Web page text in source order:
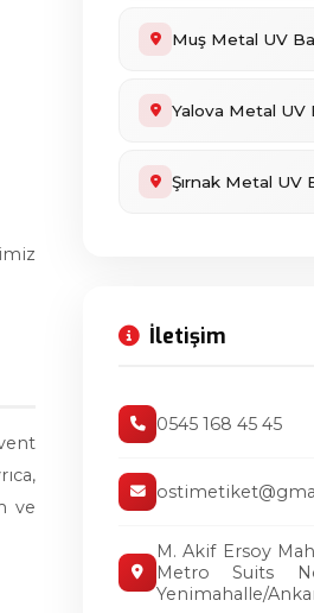
ve
Muş Metal UV
Yalova Metal UV
Şırnak Metal UV
İletişim
0545 168 45 45
M. Akif Ersoy
Metro Suits
Yenimahalle/